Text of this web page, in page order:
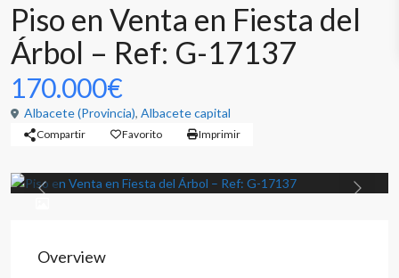
Piso en Venta en Fiesta del
Árbol – Ref: G-17137
170.000€
Albacete (Provincia), Albacete capital
Compartir Favorito Imprimir
Previous
Overview